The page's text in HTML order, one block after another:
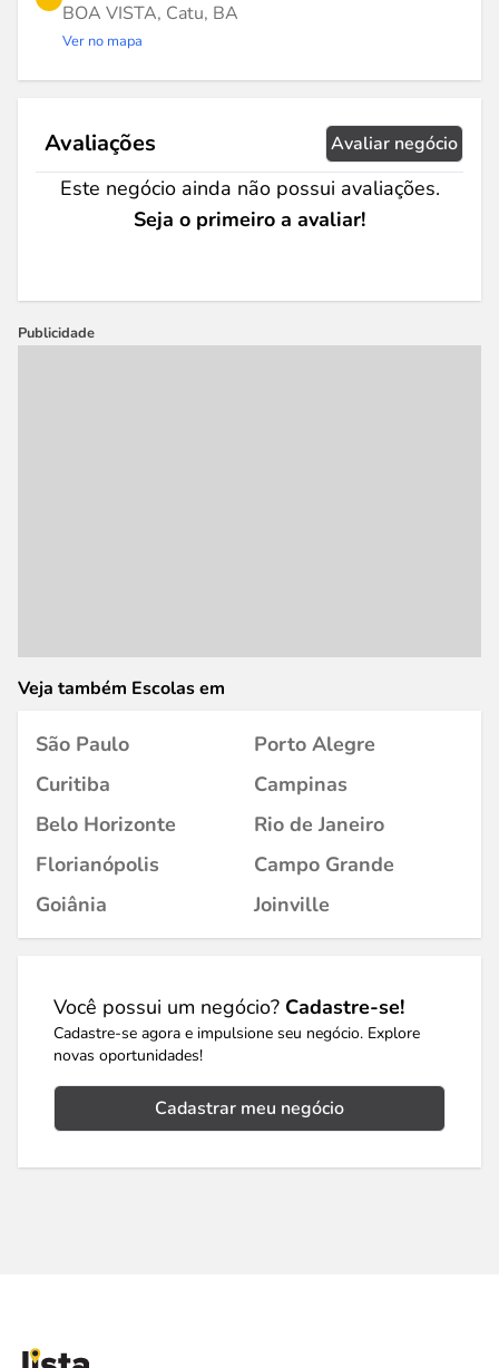
BOA VISTA, Catu, BA
Ver no mapa
Avaliações Avaliar negócio
Este negócio ainda não possui avaliações.
Seja o primeiro a avaliar!
Publicidade
Veja também Escolas em
São Paulo
Porto Alegre
Curitiba
Campinas
Belo Horizonte
Rio de Janeiro
Florianópolis
Campo Grande
Goiânia
Joinville
Você possui um negócio? Cadastre-se!
Cadastre-se agora e impulsione seu negócio. Explore
novas oportunidades!
Cadastrar meu negócio